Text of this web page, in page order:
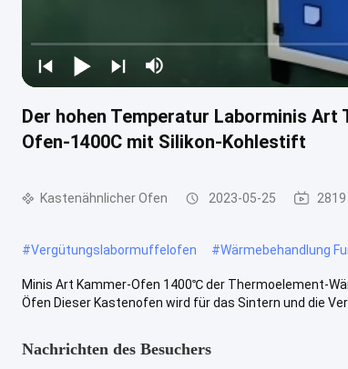
Der hohen Temperatur Laborminis
Ofen-1400C mit Silikon-Kohlestift
Kastenähnlicher Ofen 2023-05-25
#Vergütungslabormuffelofen #Wärmebehandlung
Minis Art Kammer-Ofen 1400℃ der Thermoelement-
Öfen Dieser Kastenofen wird für das Sintern und die
Nachrichten des Besuchers